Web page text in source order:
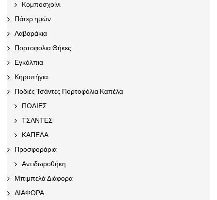
Κομποσχοίνι
Πάτερ ημών
Λαβαράκια
Πορτοφολια Θήκες
Εγκόλπια
Κηροπήγια
Ποδιές Τσάντες Πορτοφόλια Καπέλα
ΠΟΔΙΕΣ
ΤΣΑΝΤΕΣ
ΚΑΠΕΛΑ
Προσφοράρια
Αντιδωροθήκη
Μπιμπελά Διάφορα
ΔΙΑΦΟΡΑ